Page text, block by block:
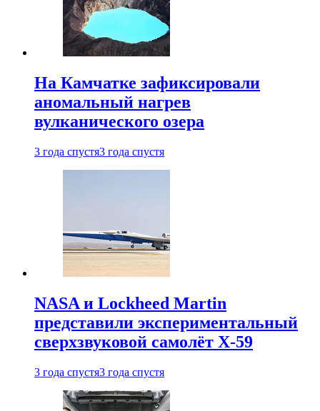
На Камчатке зафиксировали
аномальный нагрев
вулканического озера
3 года спустя3 года спустя
NASA и Lockheed Martin
представили экспериментальный
сверхзвуковой самолёт X-59
3 года спустя3 года спустя